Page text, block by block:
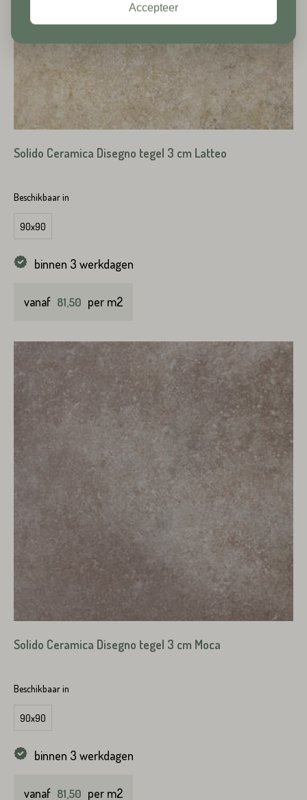
Solido Ceramica Disegno tegel 3 cm Latteo
Beschikbaar in
90x90
binnen 3 werkdagen
vanaf 81,50 per m2
Solido Ceramica Disegno tegel 3 cm Moca
Beschikbaar in
90x90
binnen 3 werkdagen
vanaf 81,50 per m2
Toevoeging
Plaats*
VERSTUREN
Straat*
Plaats*
VERSTUREN
Accepteer